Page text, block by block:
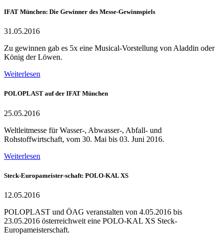
IFAT München: Die Gewinner des Messe-Gewinnspiels
31.05.2016
Zu gewinnen gab es 5x eine Musical-Vorstellung von Aladdin oder
König der Löwen.
Weiterlesen
POLOPLAST auf der IFAT München
25.05.2016
Weltleitmesse für Wasser-, Abwasser-, Abfall- und
Rohstoffwirtschaft, vom 30. Mai bis 03. Juni 2016.
Weiterlesen
Steck-Europameister-schaft: POLO-KAL XS
12.05.2016
POLOPLAST und ÖAG veranstalten von 4.05.2016 bis
23.05.2016 österreichweit eine POLO-KAL XS Steck-
Europameisterschaft.